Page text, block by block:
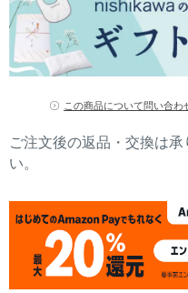
この商品について問い合わ
ご注文後の返品・交換は
い。